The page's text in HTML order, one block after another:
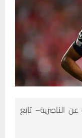
الناصرية– تابع